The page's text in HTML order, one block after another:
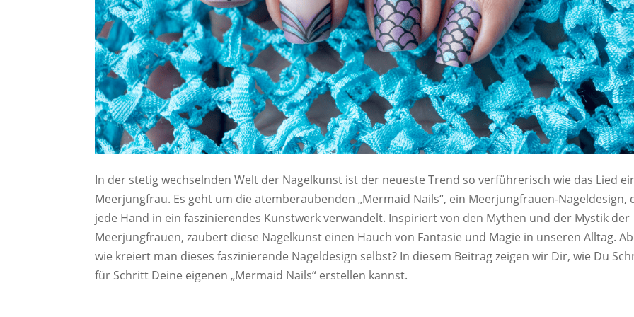
In der stetig wechselnden Welt der Nagelkunst ist der neueste Trend so verführerisch wie das Lied
Meerjungfrau. Es geht um die atemberaubenden „Mermaid Nails“, ein Meerjungfrauen-Nageldesign,
jede Hand in ein faszinierendes Kunstwerk verwandelt. Inspiriert von den Mythen und der Mystik der
Meerjungfrauen, zaubert diese Nagelkunst einen Hauch von Fantasie und Magie in unseren Alltag.
wie kreiert man dieses faszinierende Nageldesign selbst? In diesem Beitrag zeigen wir Dir, wie Du
für Schritt Deine eigenen „Mermaid Nails“ erstellen kannst.